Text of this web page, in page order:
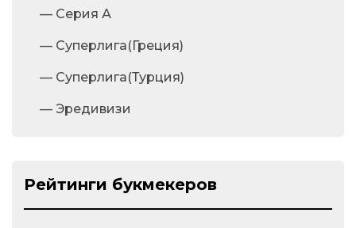
— Серия А
— Суперлига(Греция)
— Суперлига(Турция)
— Эредивизи
Рейтинги букмекеров